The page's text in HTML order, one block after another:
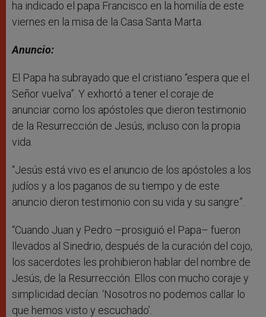
ha indicado el papa Francisco en la homilía de este
viernes en la misa de la Casa Santa Marta.
Anuncio:
El Papa ha subrayado que el cristiano “espera que el
Señor vuelva”. Y exhortó a tener el coraje de
anunciar como los apóstoles que dieron testimonio
de la Resurrección de Jesús, incluso con la propia
vida.
“Jesús está vivo es el anuncio de los apóstoles a los
judíos y a los paganos de su tiempo y de este
anuncio dieron testimonio con su vida y su sangre”.
“Cuando Juan y Pedro –prosiguió el Papa– fueron
llevados al Sinedrio, después de la curación del cojo,
los sacerdotes les prohibieron hablar del nombre de
Jesús, de la Resurrección. Ellos con mucho coraje y
simplicidad decían: ‘Nosotros no podemos callar lo
que hemos visto y escuchado’.